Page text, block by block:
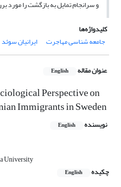
و سرانجام تمایل به بازگشت را مورد
کلیدواژه‌ها
جامعه شناسی مهاجرت
ایرانیان سوئد
عنوان مقاله English
Perspective on
Immigrants in Sweden
نویسنده English
University
چکیده
English